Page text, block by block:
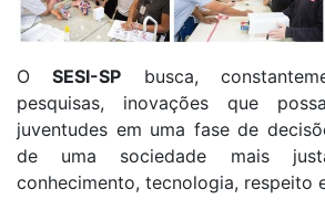
OSESI-SP busca,
pesquisas, inovações que
juventudes em uma fase de
de uma sociedade mais
conhecimento, tecnologia, respeito